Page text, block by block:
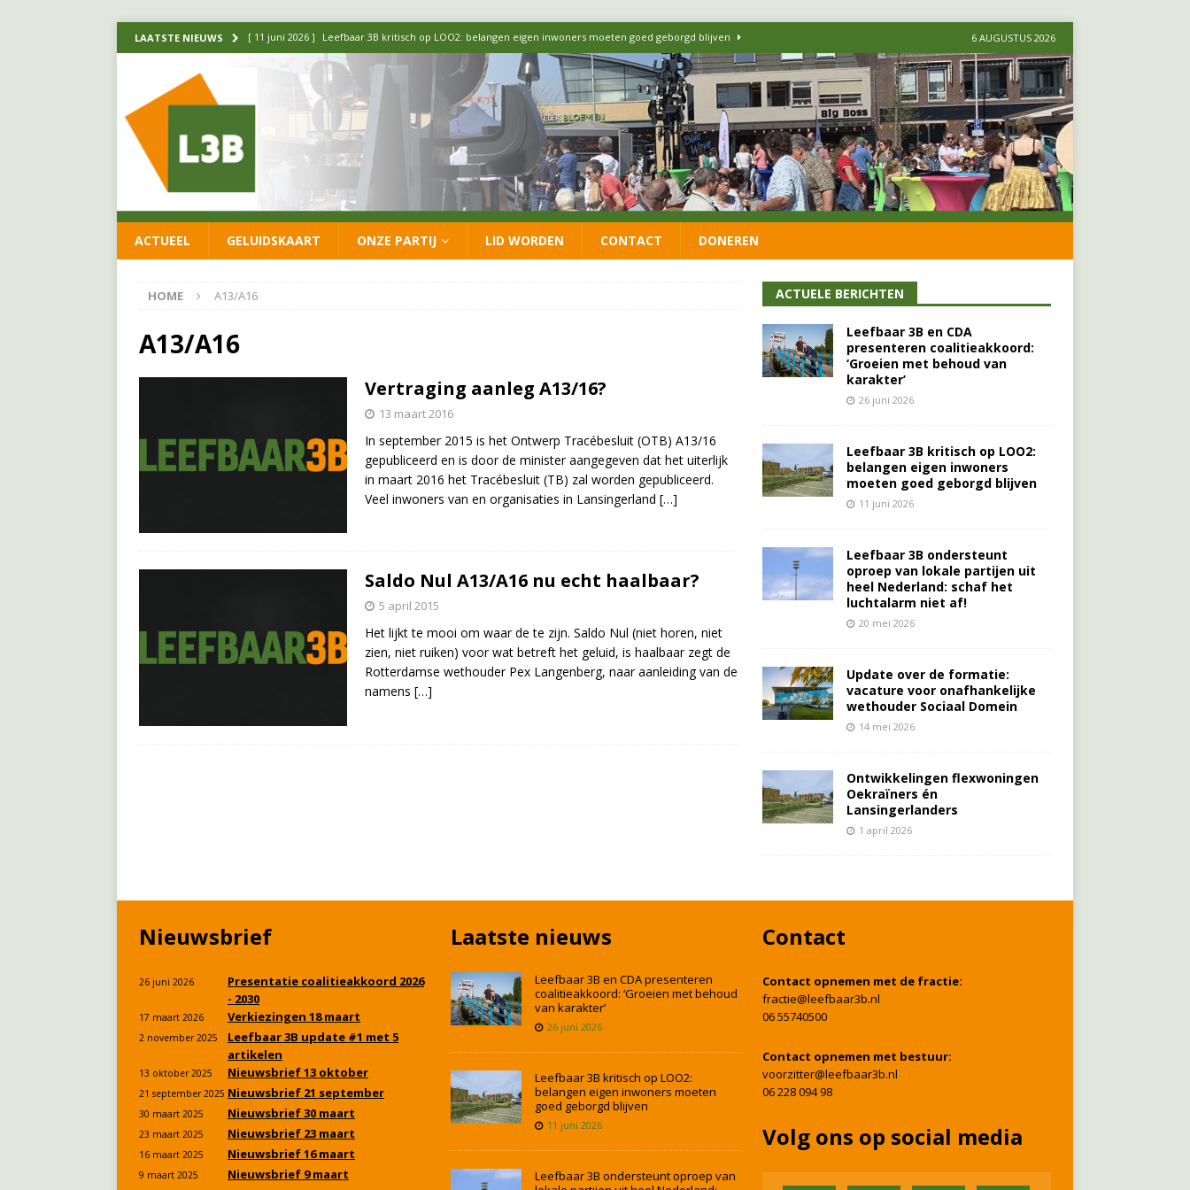
LAATSTE NIEUWS [ 11 juni 2026 ] Leefbaar 3B kritisch op LOO2: belangen eigen inwoners moeten goed geborgd blijven
[ 20 mei 2026 ] Leefbaar 3B ondersteunt oproep van lokale partijen uit heel Nederland: schaf het
luchtalarm niet af! FRACTIE
[ 14 mei 2026 ] Update over de formatie: vacature voor onafhankelijke wethouder Sociaal Domein
[ 26 juni 2026 ] Leefbaar 3B en CDA presenteren coalitieakkoord: ‘Groeien met behoud van karakter’
6 AUGUSTUS 2026
ACTUEEL GELUIDSKAART ONZE PARTIJ LID WORDEN CONTACT DONEREN
HOME A13/A16
A13/A16
Vertraging aanleg A13/16?
13 maart 2016
In september 2015 is het Ontwerp Tracébesluit (OTB) A13/16
gepubliceerd en is door de minister aangegeven dat het uiterlijk
in maart 2016 het Tracébesluit (TB) zal worden gepubliceerd.
Veel inwoners van en organisaties in Lansingerland […]
Saldo Nul A13/A16 nu echt haalbaar?
5 april 2015
Het lijkt te mooi om waar de te zijn. Saldo Nul (niet horen, niet
zien, niet ruiken) voor wat betreft het geluid, is haalbaar zegt de
Rotterdamse wethouder Pex Langenberg, naar aanleiding van de
namens […]
ACTUELE BERICHTEN
Leefbaar 3B en CDA
presenteren coalitieakkoord:
‘Groeien met behoud van
karakter’
26 juni 2026
Leefbaar 3B kritisch op LOO2:
belangen eigen inwoners
moeten goed geborgd blijven
11 juni 2026
Leefbaar 3B ondersteunt
oproep van lokale partijen uit
heel Nederland: schaf het
luchtalarm niet af!
20 mei 2026
Update over de formatie:
vacature voor onafhankelijke
wethouder Sociaal Domein
14 mei 2026
Ontwikkelingen flexwoningen
Oekraïners én
Lansingerlanders
1 april 2026
Nieuwsbrief
26 juni 2026
Presentatie coalitieakkoord 2026
- 2030
17 maart 2026 Verkiezingen 18 maart
2 november 2025
Leefbaar 3B update #1 met 5
artikelen
13 oktober 2025 Nieuwsbrief 13 oktober
21 september 2025 Nieuwsbrief 21 september
30 maart 2025 Nieuwsbrief 30 maart
23 maart 2025 Nieuwsbrief 23 maart
16 maart 2025 Nieuwsbrief 16 maart
9 maart 2025 Nieuwsbrief 9 maart
Laatste nieuws
Leefbaar 3B en CDA presenteren
coalitieakkoord: ‘Groeien met behoud
van karakter’
26 juni 2026
Leefbaar 3B kritisch op LOO2:
belangen eigen inwoners moeten
goed geborgd blijven
11 juni 2026
Leefbaar 3B ondersteunt oproep van
Contact
Contact opnemen met de fractie:
fractie@leefbaar3b.nl
06 55740500
Contact opnemen met bestuur:
voorzitter@leefbaar3b.nl
06 228 094 98
Volg ons op social media